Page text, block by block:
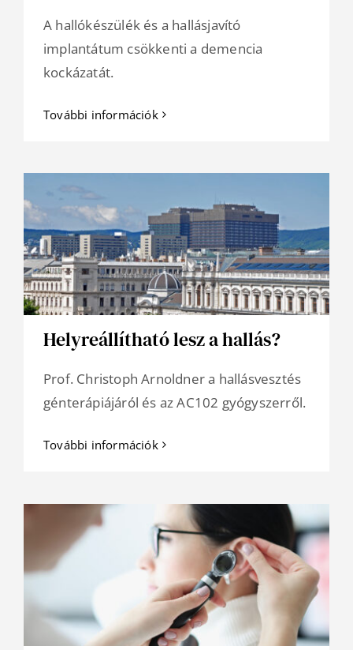
A hallókészülék és a hallásjavító
implantátum csökkenti a demencia
kockázatát.
További információk
Helyreállítható lesz a hallás?
Prof. Christoph Arnoldner a hallásvesztés
génterápiájáról és az AC102 gyógyszerről.
További információk